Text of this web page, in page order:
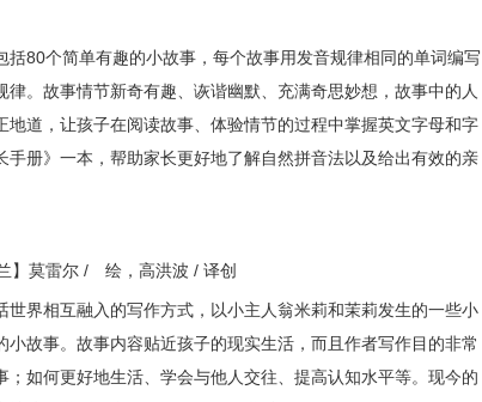
括80个简单有趣的小故事，每个故事用发音规律相同的单词编写
。故事情节新奇有趣、诙谐幽默、充满奇思妙想，故事中的人
道，让孩子在阅读故事、体验情节的过程中掌握英文字母和字
册》一本，帮助家长更好地了解自然拼音法以及给出有效的亲
】莫雷尔 / 绘，高洪波 / 译创
世界相互融入的写作方式，以小主人翁米莉和茉莉发生的一些小
故事。故事内容贴近孩子的现实生活，而且作者写作目的非常
如何更好地生活、学会与他人交往、提高认知水平等。现今的